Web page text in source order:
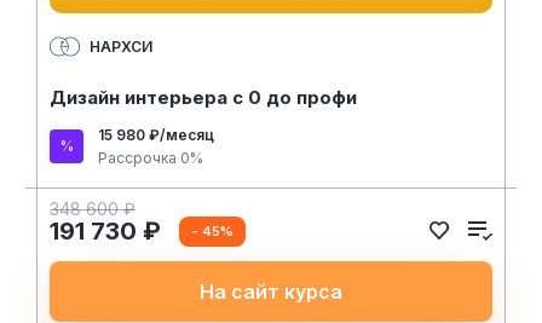
НАРХСИ
Дизайн интерьера с 0 до профи
15 980 ₽/месяц
Рассрочка 0%
348 600 ₽
191 730 ₽ - 45%
На сайт курса